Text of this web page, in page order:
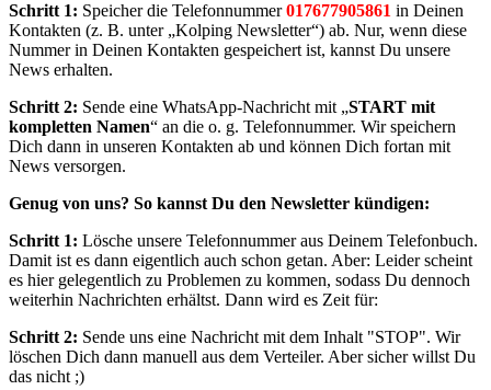
Schritt 1: Speicher die Telefonnummer017677905861 in Deinen
Kontakten (z. B. unter „Kolping Newsletter“) ab. Nur, wenn diese
Nummer in Deinen Kontakten gespeichert ist, kannst Du unsere
News erhalten.
Schritt 2: Sende eine WhatsApp-Nachricht mit „START mit
kompletten Namen“ an die o. g. Telefonnummer. Wir speichern
Dich dann in unseren Kontakten ab und können Dich fortan mit
News versorgen.
Genug von uns? So kannst Du den Newsletter kündigen:
Schritt 1: Lösche unsere Telefonnummer aus Deinem Telefonbuch.
Damit ist es dann eigentlich auch schon getan. Aber: Leider scheint
es hier gelegentlich zu Problemen zu kommen, sodass Du dennoch
weiterhin Nachrichten erhältst. Dann wird es Zeit für:
Schritt 2: Sende uns eine Nachricht mit dem Inhalt "STOP". Wir
löschen Dich dann manuell aus dem Verteiler. Aber sicher willst Du
das nicht ;)